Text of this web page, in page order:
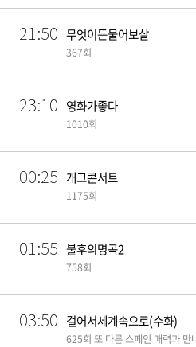
21:50 무엇이든물어보살
367회
23:10 영화가좋다
1010회
00:25 개그콘서트
1175회
01:55 불후의명곡2
758회
03:50 걸어서세계속으로(수화)
625회 또 다른 스페인 매력과 만